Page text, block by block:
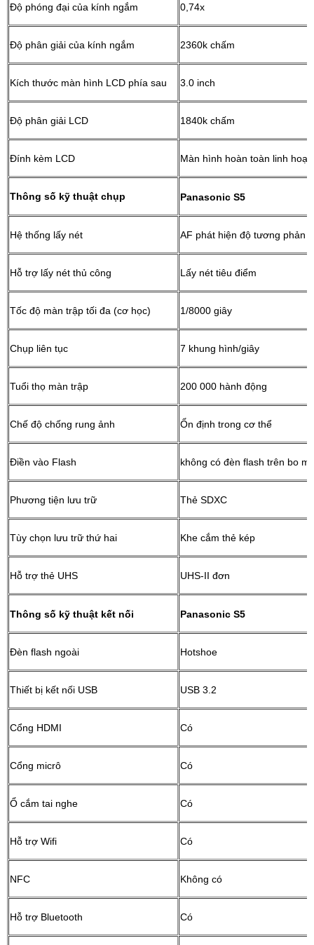
Độ phóng đại của kính ngắm 0,74x
Độ phân giải của kính ngắm 2360k chấm
Kích thước màn hình LCD phía sau 3.0 inch
Độ phân giải LCD 1840k chấm
Đính kèm LCD Màn hình hoàn toàn linh hoạt
Thông số kỹ thuật chụp Panasonic S5
Hệ thống lấy nét AF phát hiện độ tương phản
Hỗ trợ lấy nét thủ công Lấy nét tiêu điểm
Tốc độ màn trập tối đa (cơ học) 1/8000 giây
Chụp liên tục 7 khung hình/giây
Tuổi thọ màn trập 200 000 hành động
Chế độ chống rung ảnh Ổn định trong cơ thể
Điền vào Flash không có đèn flash trên bo
Phương tiện lưu trữ Thẻ SDXC
Tùy chọn lưu trữ thứ hai Khe cắm thẻ kép
Hỗ trợ thẻ UHS UHS-II đơn
Thông số kỹ thuật kết nối Panasonic S5
Đèn flash ngoài Hotshoe
Thiết bị kết nối USB USB 3.2
Cổng HDMI Có
Cổng micrô Có
Ổ cắm tai nghe Có
Hỗ trợ Wifi Có
NFC Không có
Hỗ trợ Bluetooth Có